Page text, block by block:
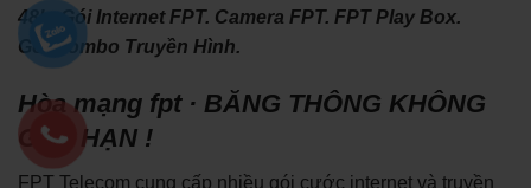
48h. Gói Internet FPT. Camera FPT. FPT Play Box.
Gói Combo Truyền Hình.
Hòa mạng fpt · BĂNG THÔNG KHÔNG
GIỚI HẠN !
FPT Telecom cung cấp nhiều gói cước internet và truyền